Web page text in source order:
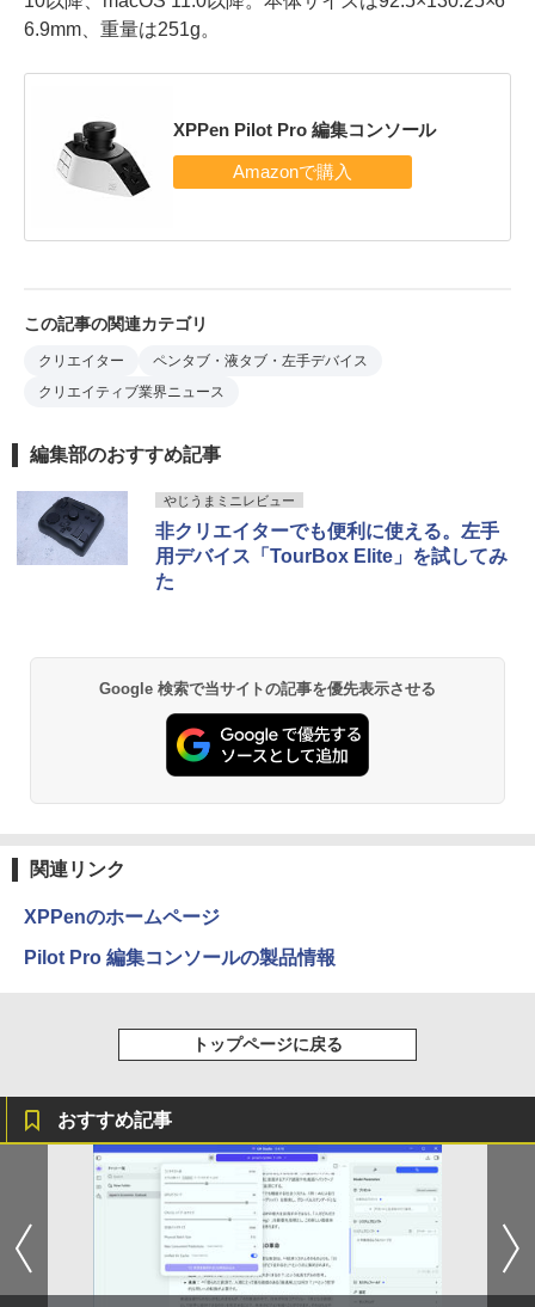
6.9mm、重量は251g。
XPPen Pilot Pro 編集コンソール
この記事の関連カテゴリ
クリエイター
ペンタブ・液タブ・左手デバイス
クリエイティブ業界ニュース
編集部のおすすめ記事
やじうまミニレビュー
非クリエイターでも便利に使える。左手
用デバイス「TourBox Elite」を試してみ
た
Google 検索で当サイトの記事を優先表示させる
関連リンク
XPPenのホームページ
Pilot Pro 編集コンソールの製品情報
トップページに戻る
おすすめ記事